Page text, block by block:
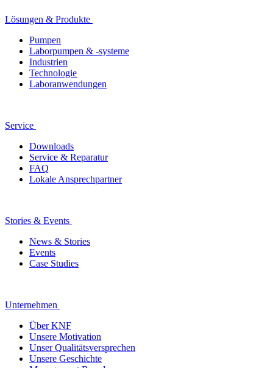
Lösungen & Produkte
Pumpen
Laborpumpen & -systeme
Industrien
Technologie
Laboranwendungen
Service
Downloads
Service & Reparatur
FAQ
Lokale Ansprechpartner
Stories & Events
News & Stories
Events
Case Studies
Unternehmen
Über KNF
Unsere Motivation
Unser Qualitätsversprechen
Unsere Geschichte